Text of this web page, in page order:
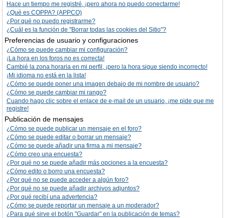
Hace un tiempo me registré, ¡pero ahora no puedo conectarme!
¿Qué es COPPA? (APPCO)
¿Por qué no puedo registrarme?
¿Cuál es la función de "Borrar todas las cookies del Sitio"?
Preferencias de usuario y configuraciones
¿Cómo se puede cambiar mi configuración?
¡La hora en los foros no es correcta!
Cambié la zona horaria en mi perfil, ¡pero la hora sigue siendo incorrecto!
¡Mi idioma no está en la lista!
¿Cómo se puede poner una imagen debajo de mi nombre de usuario?
¿Cómo se puede cambiar mi rango?
Cuando hago clic sobre el enlace de e-mail de un usuario, ¡me pide que me
registre!
Publicación de mensajes
¿Cómo se puede publicar un mensaje en el foro?
¿Cómo se puede editar o borrar un mensaje?
¿Cómo se puede añadir una firma a mi mensaje?
¿Cómo creo una encuesta?
¿Por qué no se puede añadir más opciones a la encuesta?
¿Cómo edito o borro una encuesta?
¿Por qué no se puede acceder a algún foro?
¿Por qué no se puede añadir archivos adjuntos?
¿Por qué recibí una advertencia?
¿Cómo se puede reportar un mensaje a un moderador?
¿Para qué sirve el botón "Guardar" en la publicación de temas?